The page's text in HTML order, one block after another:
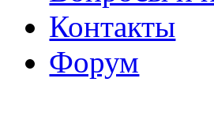
Контакты
Форум